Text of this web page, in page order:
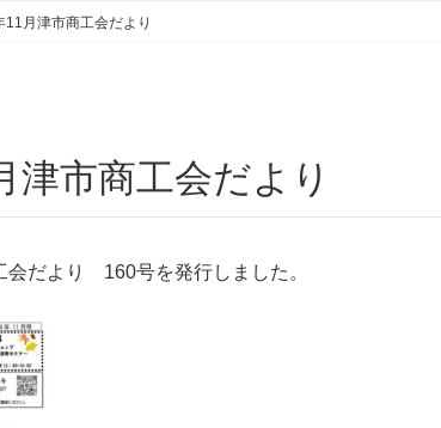
11月津市商工会だより
津市商工会だより
だより 160号を発行しました。